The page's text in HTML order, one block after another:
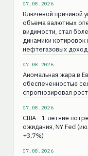
07.08.2026
Ключевой причиной
объема валютных
видимости, стал
динамики котировок
нефтегазовых
07.08.2026
Аномальная жара в
обеспеченностью
спрогнозировал
07.08.2026
США - 1-летние
ожидания, NY Fed
+3.7%)
07.08.2026